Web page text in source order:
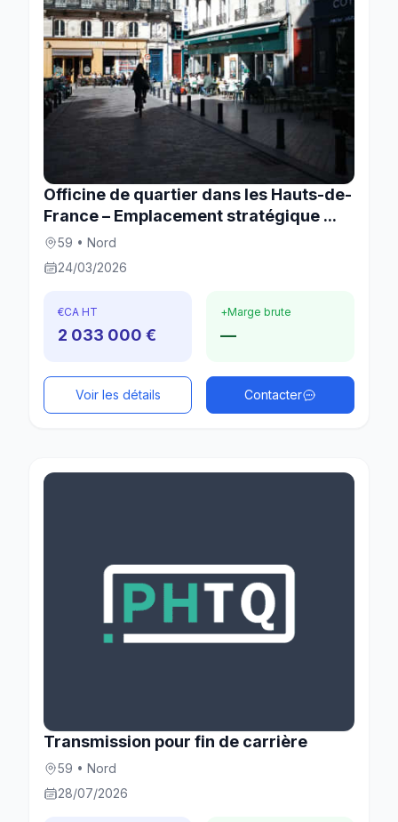
Officine de quartier dans les Hauts-de-
France – Emplacement stratégique ...
59 • Nord
24/03/2026
€CA HT
2 033 000 €
+Marge brute
—
Voir les détails Contacter
Transmission pour fin de carrière
59 • Nord
28/07/2026